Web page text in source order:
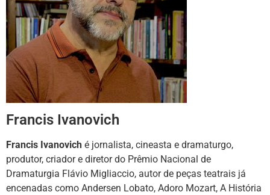
Francis Ivanovich
Francis Ivanovich é jornalista, cineasta e dramaturgo,
produtor, criador e diretor do Prêmio Nacional de
Dramaturgia Flávio Migliaccio, autor de peças teatrais já
encenadas como Andersen Lobato, Adoro Mozart, A História